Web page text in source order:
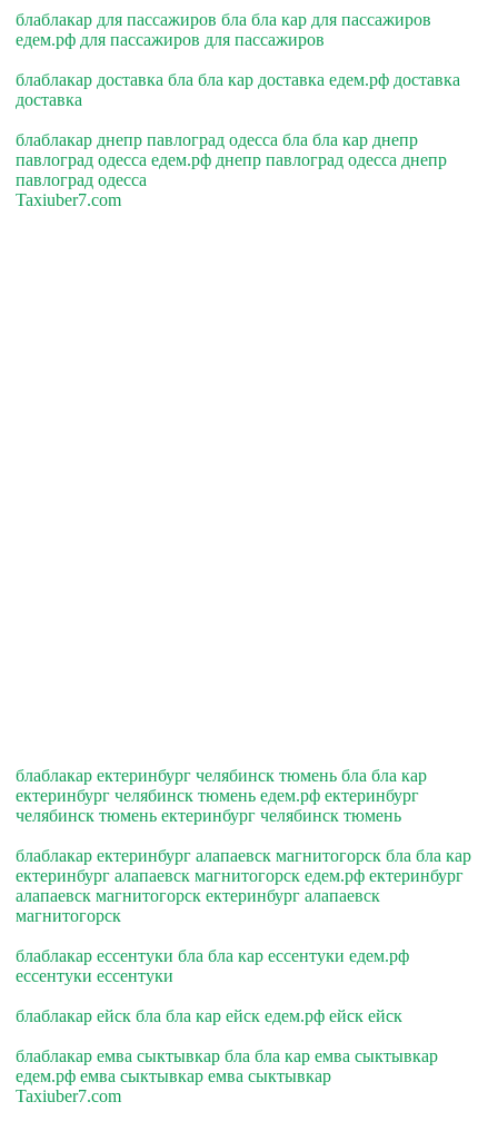
блаблакар для пассажиров бла бла кар для пассажиров
едем.рф для пассажиров для пассажиров
блаблакар доставка бла бла кар доставка едем.рф доставка
доставка
блаблакар днепр павлоград одесса бла бла кар днепр
павлоград одесса едем.рф днепр павлоград одесса днепр
павлоград одесса
Taxiuber7.com
блаблакар ектеринбург челябинск тюмень бла бла кар
ектеринбург челябинск тюмень едем.рф ектеринбург
челябинск тюмень ектеринбург челябинск тюмень
блаблакар ектеринбург алапаевск магнитогорск бла бла кар
ектеринбург алапаевск магнитогорск едем.рф ектеринбург
алапаевск магнитогорск ектеринбург алапаевск
магнитогорск
блаблакар ессентуки бла бла кар ессентуки едем.рф
ессентуки ессентуки
блаблакар ейск бла бла кар ейск едем.рф ейск ейск
блаблакар емва сыктывкар бла бла кар емва сыктывкар
едем.рф емва сыктывкар емва сыктывкар
Taxiuber7.com